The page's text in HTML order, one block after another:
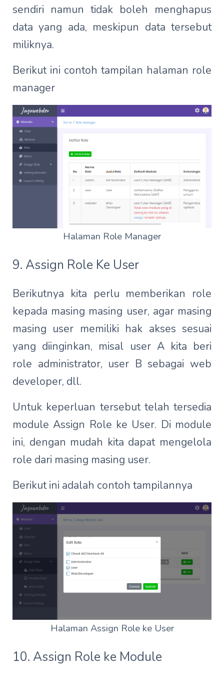
sendiri namun tidak boleh menghapus
data yang ada, meskipun data tersebut
miliknya.
Berikut ini contoh tampilan halaman role
manager
Halaman Role Manager
9. Assign Role Ke User
Berikutnya kita perlu memberikan role
kepada masing masing user, agar masing
masing user memiliki hak akses sesuai
yang diinginkan, misal user A kita beri
role administrator, user B sebagai web
developer, dll.
Untuk keperluan tersebut telah tersedia
module Assign Role ke User. Di module
ini, dengan mudah kita dapat mengelola
role dari masing masing user.
Berikut ini adalah contoh tampilannya
Halaman Assign Role ke User
10. Assign Role ke Module